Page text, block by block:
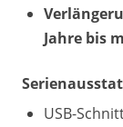
Jahre bis
USB-